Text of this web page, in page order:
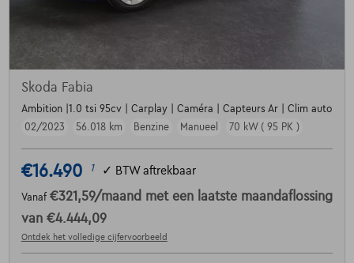
Skoda Fabia
Ambition |1.0 tsi 95cv | Carplay | Caméra | Capteurs Ar | Clim auto
02/2023
56.018 km Benzine Manueel 70 kW ( 95 PK )
€16.490 1 ✓ BTW aftrekbaar
Vanaf €321,59/maand met een laatste maandaflossing
van €4.444,09
Ontdek het volledige cijfervoorbeeld